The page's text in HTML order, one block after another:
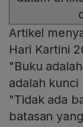
Artikel
Hari Kartini
"Buku
adalah kunci
"Tidak ada
batasan